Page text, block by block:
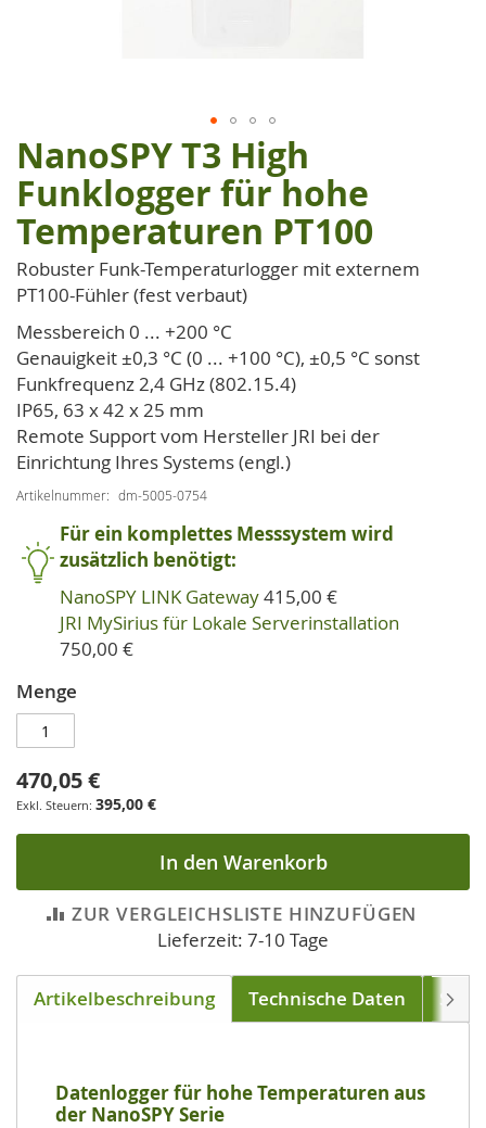
Zum
Anfang
der
Bildgalerie
springen
NanoSPY T3 High
Funklogger für hohe
Temperaturen PT100
Robuster Funk-Temperaturlogger mit externem
PT100-Fühler (fest verbaut)
Messbereich 0 ... +200 °C
Genauigkeit ±0,3 °C (0 ... +100 °C), ±0,5 °C sonst
Funkfrequenz 2,4 GHz (802.15.4)
IP65, 63 x 42 x 25 mm
Remote Support vom Hersteller JRI bei der
Einrichtung Ihres Systems (engl.)
Artikelnummer dm-5005-0754
Für ein komplettes Messsystem wird
zusätzlich benötigt:
NanoSPY LINK Gateway415,00 €
JRI MySirius für Lokale Serverinstallation
750,00 €
Menge
470,05 €
395,00 €
In den Warenkorb
ZUR VERGLEICHSLISTE HINZUFÜGEN
Lieferzeit: 7-10 Tage
Artikelbeschreibung Technische Daten
Datenlogger für hohe Temperaturen aus
der NanoSPY Serie